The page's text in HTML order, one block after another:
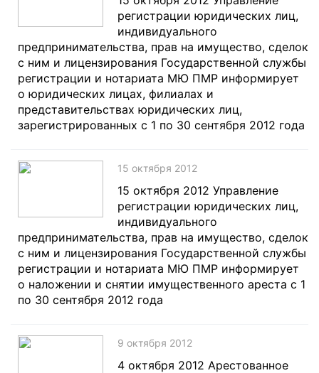
регистрации юридических лиц,
индивидуального
предпринимательства, прав на имущество, сделок
с ним и лицензирования Государственной службы
регистрации и нотариата МЮ ПМР информирует
о юридических лицах, филиалах и
представительствах юридических лиц,
зарегистрированных с 1 по 30 сентября 2012 года
15 октября 2012
15 октября 2012 Управление
регистрации юридических лиц,
индивидуального
предпринимательства, прав на имущество, сделок
с ним и лицензирования Государственной службы
регистрации и нотариата МЮ ПМР информирует
о наложении и снятии имущественного ареста c 1
по 30 сентября 2012 года
9 октября 2012
4 октября 2012 Арестованное